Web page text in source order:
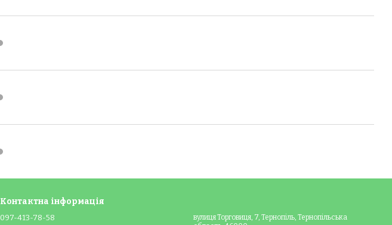
Контактна інформація
097-413-78-58
вулиця Торговиця, 7, Тернопіль, Тернопільська